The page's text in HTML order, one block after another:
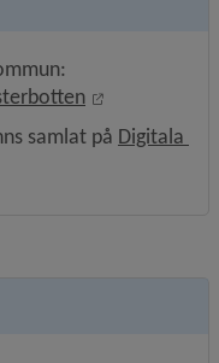
Länk till
samlat på Digitala
öppnas i nytt